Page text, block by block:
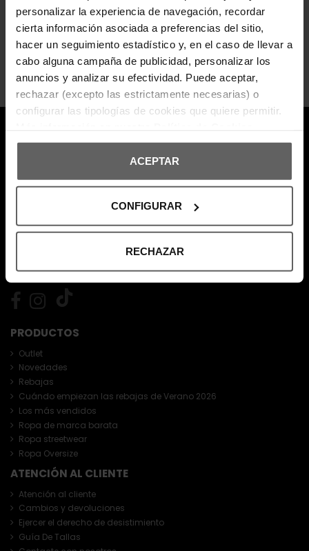
personalizar la experiencia de navegación, recordar
cierta información asociada a preferencias del sitio,
hacer un seguimiento estadístico y, en el caso de llevar a
cabo alguna campaña de publicidad, personalizar los
anuncios y analizar su efectividad. Puede aceptar,
rechazar (excepto las estrictamente necesarias) o
configurar las tipologías de cookies que quiere permitir.
ACEPTAR
CONFIGURAR
RECHAZAR
Suscribirse
Puede darse de baja en cualquier momento. Para ello, consulte nuestra información
He leído y acepto los términos y condicionesy lapolítica de privacidad .
PRODUCTOS
Outlet
Novedades
Rebajas
Cuándo empiezan las rebajas de Verano 2026
Los más vendidos
Ropa de marca barata
Ropa streetwear
Ropa Oversize
ATENCIÓN AL CLIENTE
Atención al cliente
Cambios y devoluciones
Ejercer el derecho de desistimiento
Guía De Tallas